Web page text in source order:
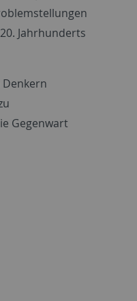
Jahrhunderts
Gegenwart